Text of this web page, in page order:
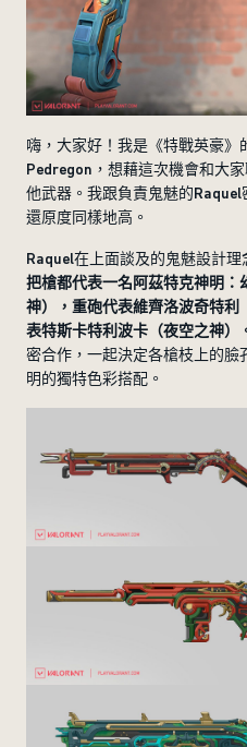
嗨，大家好！我是《特戰英豪》
Pedregon，想藉這次機會和大
他武器。我跟負責鬼魅的
還原度同樣地高。
Raquel在上面談及的鬼魅設計
把槍都代表一名阿茲特克神明：
神），重砲代表維齊洛波奇特
表特斯卡特利波卡（夜空之神）
密合作，一起決定各槍枝上的臉
明的獨特色彩搭配。